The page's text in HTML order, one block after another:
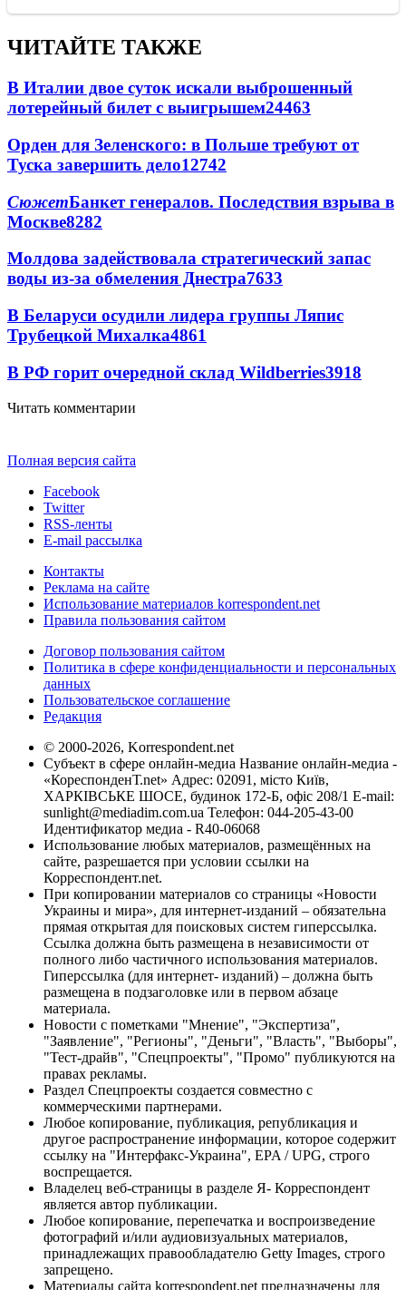
ЧИТАЙТЕ ТАКЖЕ
В Италии двое суток искали выброшенный
лотерейный билет с выигрышем24463
Орден для Зеленского: в Польше требуют от
Туска завершить дело12742
СюжетБанкет генералов. Последствия взрыва в
Москве8282
Молдова задействовала стратегический запас
воды из-за обмеления Днестра7633
В Беларуси осудили лидера группы Ляпис
Трубецкой Михалка4861
В РФ горит очередной склад Wildberries3918
Читать комментарии
Полная версия сайта
Facebook
Twitter
RSS-ленты
E-mail рассылка
Контакты
Реклама на сайте
Использование материалов korrespondent.net
Правила пользования сайтом
Договор пользования сайтом
Политика в сфере конфиденциальности и персональных
данных
Пользовательское соглашение
Редакция
© 2000-2026, Korrespondent.net
Субъект в сфере онлайн-медиа Название онлайн-медиа -
«КореспонденТ.net» Адрес: 02091, місто Київ,
ХАРКІВСЬКЕ ШОСЕ, будинок 172-Б, офіс 208/1 E-mail:
sunlight@mediadim.com.ua Телефон: 044-205-43-00
Идентификатор медиа - R40-06068
Использование любых материалов, размещённых на
сайте, разрешается при условии ссылки на
Корреспондент.net.
При копировании материалов со страницы «Новости
Украины и мира», для интернет-изданий – обязательна
прямая открытая для поисковых систем гиперссылка.
Ссылка должна быть размещена в независимости от
полного либо частичного использования материалов.
Гиперссылка (для интернет- изданий) – должна быть
размещена в подзаголовке или в первом абзаце
материала.
Новости с пометками "Мнение", "Экспертиза",
"Заявление", "Регионы", "Деньги", "Власть", "Выборы",
"Тест-драйв", "Спецпроекты", "Промо" публикуются на
правах рекламы.
Раздел Спецпроекты создается совместно с
коммерческими партнерами.
Любое копирование, публикация, републикация и
другое распространение информации, которое содержит
ссылку на "Интерфакс-Украина", EPA / UPG, строго
воспрещается.
Владелец веб-страницы в разделе Я- Корреспондент
является автор публикации.
Любое копирование, перепечатка и воспроизведение
фотографий и/или аудиовизуальных материалов,
принадлежащих правообладателю Getty Images, строго
запрещено.
Материалы сайта korrespondent.net предназначены для